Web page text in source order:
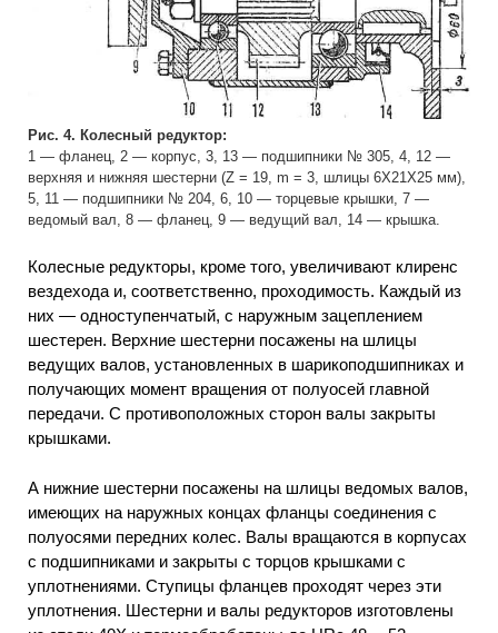
Рис. 4. Колесный редуктор:
1 — фланец, 2 — корпус, 3, 13 — подшипники № 305, 4, 12 —
верхняя и нижняя шестерни (Z = 19, m = 3, шлицы 6X21X25 мм),
5, 11 — подшипники № 204, 6, 10 — торцевые крышки, 7 —
ведомый вал, 8 — фланец, 9 — ведущий вал, 14 — крышка.
Колесные редукторы, кроме того, увеличивают клиренс
вездехода и, соответственно, проходимость. Каждый из
них — одноступенчатый, с наружным зацеплением
шестерен. Верхние шестерни посажены на шлицы
ведущих валов, установленных в шарикоподшипниках и
получающих момент вращения от полуосей главной
передачи. С противоположных сторон валы закрыты
крышками.
А нижние шестерни посажены на шлицы ведомых валов,
имеющих на наружных концах фланцы соединения с
полуосями передних колес. Валы вращаются в корпусах
с подшипниками и закрыты с торцов крышками с
уплотнениями. Ступицы фланцев проходят через эти
уплотнения. Шестерни и валы редукторов изготовлены